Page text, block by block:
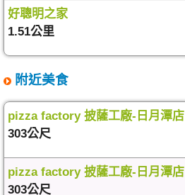
好聰明之家
1.51公里
附近美食
pizza factory 披薩工廠-日月潭店
303公尺
pizza factory 披薩工廠-日月潭店
303公尺